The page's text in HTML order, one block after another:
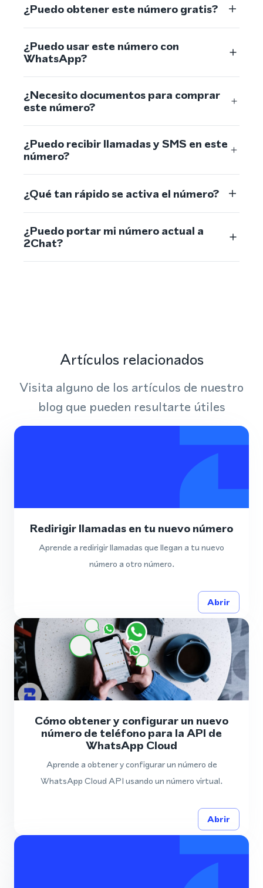
¿Puedo obtener este número gratis?
¿Puedo usar este número con
WhatsApp?
¿Necesito documentos para comprar
este número?
¿Puedo recibir llamadas y SMS en este
número?
¿Qué tan rápido se activa el número?
¿Puedo portar mi número actual a
2Chat?
Artículos relacionados
Visita alguno de los artículos de nuestro
blog que pueden resultarte útiles
Redirigir llamadas en tu nuevo número
Aprende a redirigir llamadas que llegan a tu nuevo
número a otro número.
Abrir
Cómo obtener y configurar un nuevo
número de teléfono para la API de
WhatsApp Cloud
Aprende a obtener y configurar un número de
WhatsApp Cloud API usando un número virtual.
Abrir